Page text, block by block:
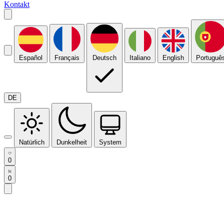
Kontakt
Español Français Deutsch Italiano English
DE
Natürlich Dunkelheit System
0
0